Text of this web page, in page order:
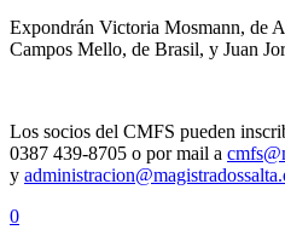
Expondrán Victoria Mosmann, de
Campos Mello, de Brasil, y Juan
Los socios del CMFS pueden
0387 439-8705 o por mail a
y
0